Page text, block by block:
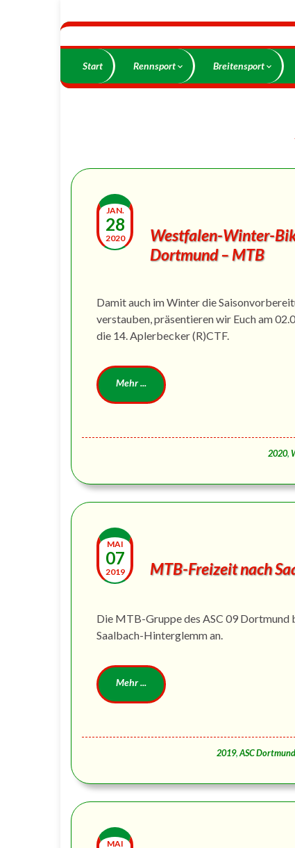
Start Rennsport Breitensport
JAN.
28
2020
Westfalen-Winter-
Dortmund – MTB
Damit auch im Winter die
verstauben, präsentieren wir Euch am
die 14. Aplerbecker (R)CTF.
2020,
MAI
07
2019 MTB-Freizeit nach
Die MTB-Gruppe des ASC 09
Saalbach-Hinterglemm an.
2019,ASC Dortmund
MAI